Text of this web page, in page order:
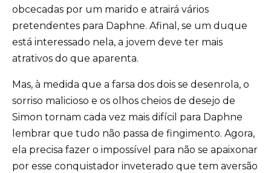
obcecadas por um marido e atrairá vários
pretendentes para Daphne. Afinal, se um duque
está interessado nela, a jovem deve ter mais
atrativos do que aparenta.
Mas, à medida que a farsa dos dois se desenrola, o
sorriso malicioso e os olhos cheios de desejo de
Simon tornam cada vez mais difícil para Daphne
lembrar que tudo não passa de fingimento. Agora,
ela precisa fazer o impossível para não se apaixonar
por esse conquistador inveterado que tem aversão